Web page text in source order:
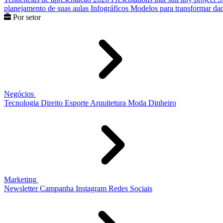
planejamento de suas aulas Infográficos Modelos para transformar
Por setor
Negócios
Tecnologia Direito Esporte Arquitetura Moda Dinheiro
Marketing
Newsletter Campanha Instagram Redes Sociais